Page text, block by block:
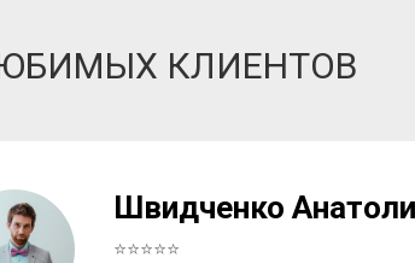
КЛИЕНТОВ
Швидченко
⭐⭐⭐⭐⭐